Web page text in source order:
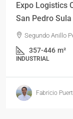
Expo Logistics
San Pedro Sula
Segundo Anillo
357-446 m²
INDUSTRIAL
Fabricio